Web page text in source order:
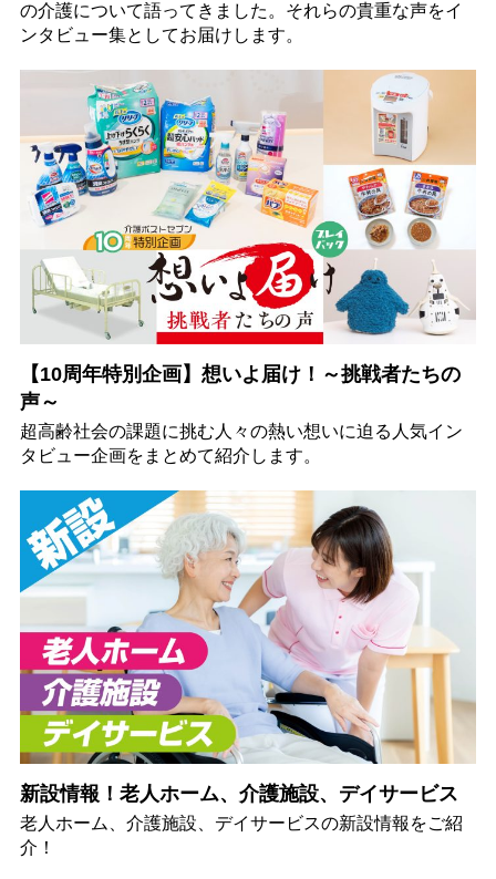
の介護について語ってきました。それらの貴重な声をイ
ンタビュー集としてお届けします。
【10周年特別企画】想いよ届け！～挑戦者たちの
声～
超高齢社会の課題に挑む人々の熱い想いに迫る人気イン
タビュー企画をまとめて紹介します。
新設情報！老人ホーム、介護施設、デイサービス
老人ホーム、介護施設、デイサービスの新設情報をご紹
介！